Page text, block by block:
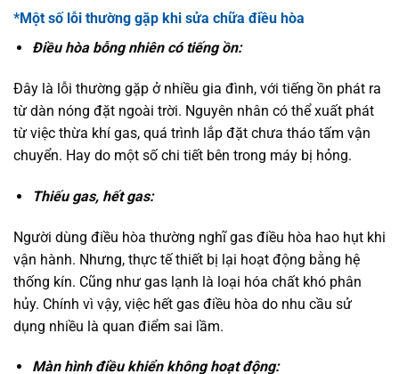
*Một số lỗi thường gặp khi sửa chữa điều hòa
Điều hòa bỗng nhiên có tiếng ồn:
Đây là lỗi thường gặp ở nhiều gia đình, với tiếng ồn phát ra
từ dàn nóng đặt ngoài trời. Nguyên nhân có thể xuất phát
từ việc thừa khí gas, quá trình lắp đặt chưa tháo tấm vận
chuyển. Hay do một số chi tiết bên trong máy bị hỏng.
Thiếu gas, hết gas:
Người dùng điều hòa thường nghĩ gas điều hòa hao hụt khi
vận hành. Nhưng, thực tế thiết bị lại hoạt động bằng hệ
thống kín. Cũng như gas lạnh là loại hóa chất khó phân
hủy. Chính vì vậy, việc hết gas điều hòa do nhu cầu sử
dụng nhiều là quan điểm sai lầm.
Màn hình điều khiển không hoạt động: